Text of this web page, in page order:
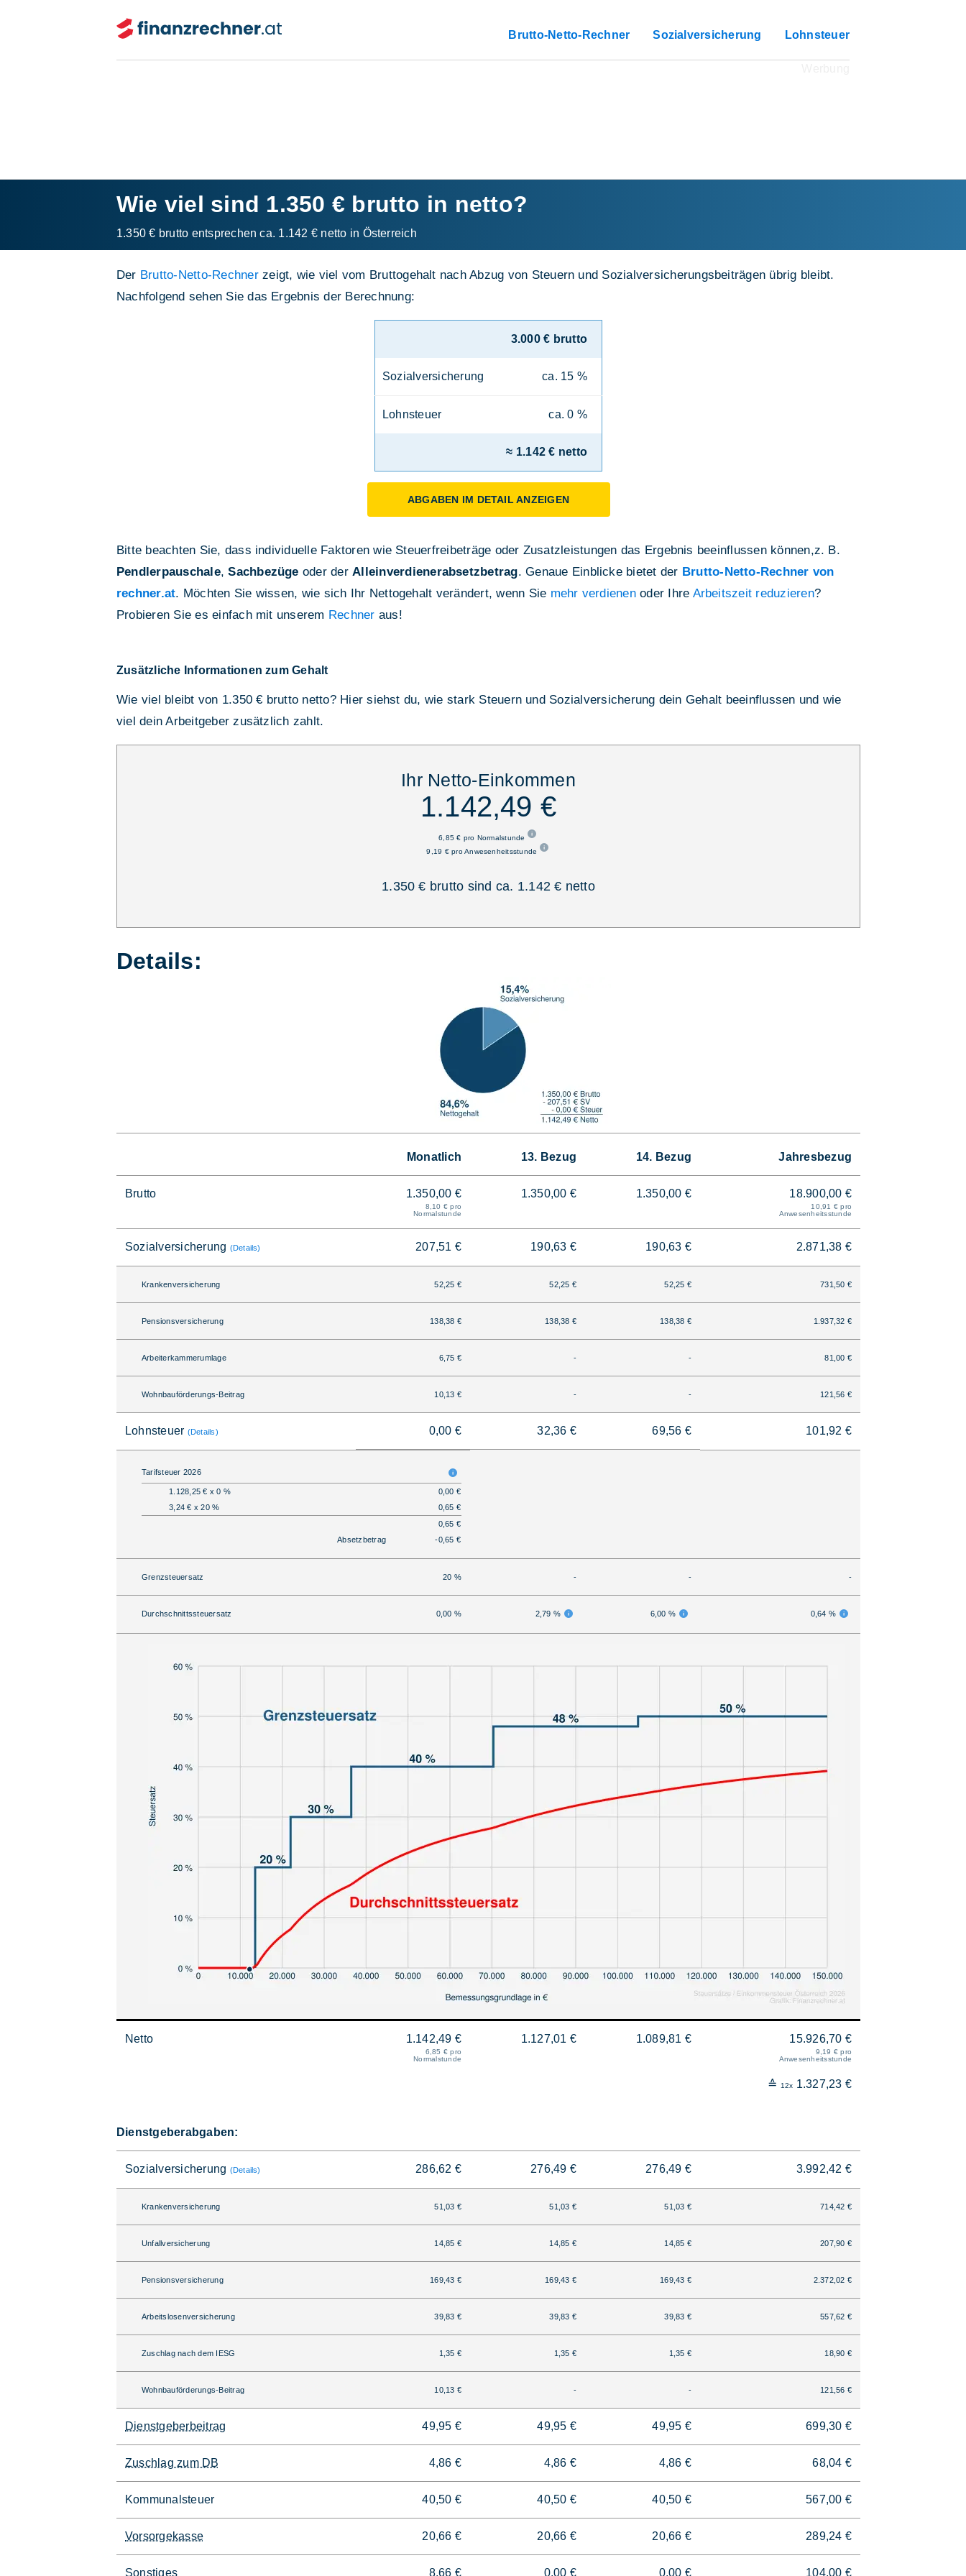
Brutto-Netto-Rechner Sozialversicherung Lohnsteuer
Wie viel sind 1.350 € brutto in netto?
1.350 € brutto entsprechen ca. 1.142 € netto in Österreich
Der Brutto-Netto-Rechnerzeigt, wie viel vom Bruttogehalt nach Abzug von Steuern und Sozialversicherungsbeiträgen übrig bleibt.
Nachfolgend sehen Sie das Ergebnis der Berechnung:
3.000 € brutto
Sozialversicherung ca. 15 %
Lohnsteuer ca. 0 %
≈ 1.142 € netto
ABGABEN IM DETAIL ANZEIGEN
Bitte beachten Sie, dass individuelle Faktoren wie Steuerfreibeträge oder Zusatzleistungen das Ergebnis beeinflussen können,z. B.
Pendlerpauschale,Sachbezüge oder der Alleinverdienerabsetzbetrag. Genaue Einblicke bietet der Brutto-Netto-Rechner von
rechner.at. Möchten Sie wissen, wie sich Ihr Nettogehalt verändert, wenn Sie mehr verdienenoder Ihre Arbeitszeit reduzieren?
Probieren Sie es einfach mit unserem Rechner aus!
Zusätzliche Informationen zum Gehalt
Wie viel bleibt von 1.350 € brutto netto? Hier siehst du, wie stark Steuern und Sozialversicherung dein Gehalt beeinflussen und wie
viel dein Arbeitgeber zusätzlich zahlt.
Ihr Netto-Einkommen
1.142,49 €
6,85 € pro Normalstunde
9,19 € pro Anwesenheitsstunde
1.350 € brutto sind ca. 1.142 € netto
Details:
Monatlich 13. Bezug 14. Bezug Jahresbezug
Brutto 1.350,00 €
8,10 € pro
Normalstunde
1.350,00 € 1.350,00 € 18.900,00 €
10,91 € pro
Anwesenheitsstunde
Sozialversicherung (Details) 207,51 € 190,63 € 190,63 € 2.871,38 €
Krankenversicherung 52,25 € 52,25 € 52,25 € 731,50 €
Pensionsversicherung 138,38 € 138,38 € 138,38 € 1.937,32 €
Arbeiterkammerumlage 6,75 € - - 81,00 €
Wohnbauförderungs-Beitrag 10,13 € - - 121,56 €
Lohnsteuer (Details) 0,00 € 32,36 € 69,56 € 101,92 €
Tarifsteuer 2026
1.128,25 € x 0 %
0,00 €
3,24 € x 20 %
0,65 €
0,65 €
Absetzbetrag
-0,65 €
Grenzsteuersatz 20 % - - -
Durchschnittssteuersatz 0,00 % 2,79 % 6,00 % 0,64 %
Netto 1.142,49 €
6,85 € pro
Normalstunde
1.127,01 € 1.089,81 € 15.926,70 €
9,19 € pro
Anwesenheitsstunde
≙ 12x 1.327,23 €
Dienstgeberabgaben:
Sozialversicherung (Details) 286,62 € 276,49 € 276,49 € 3.992,42 €
Krankenversicherung 51,03 € 51,03 € 51,03 € 714,42 €
Unfallversicherung 14,85 € 14,85 € 14,85 € 207,90 €
Pensionsversicherung 169,43 € 169,43 € 169,43 € 2.372,02 €
Arbeitslosenversicherung 39,83 € 39,83 € 39,83 € 557,62 €
Zuschlag nach dem IESG 1,35 € 1,35 € 1,35 € 18,90 €
Wohnbauförderungs-Beitrag 10,13 € - - 121,56 €
Dienstgeberbeitrag 49,95 € 49,95 € 49,95 € 699,30 €
Zuschlag zum DB 4,86 € 4,86 € 4,86 € 68,04 €
Kommunalsteuer 40,50 € 40,50 € 40,50 € 567,00 €
Vorsorgekasse 20,66 € 20,66 € 20,66 € 289,24 €
Sonstiges 8,66 € 0,00 € 0,00 € 104,00 €